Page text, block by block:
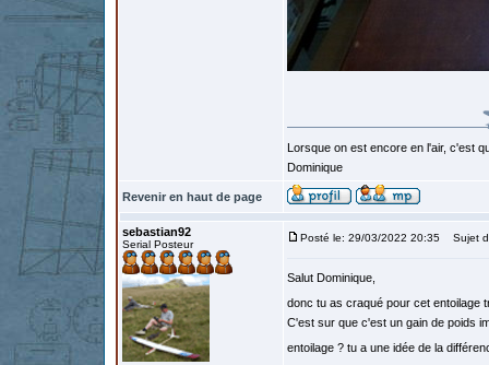
Lorsque on est encore en l'air, c'est
Dominique
Revenir en haut de page
sebastian92
Serial Posteur
Posté le: 29/03/2022 20:35 Sujet
Salut Dominique,
donc tu as craqué pour cet entoilage
C'est sur que c'est un gain de poids
entoilage ? tu a une idée de la